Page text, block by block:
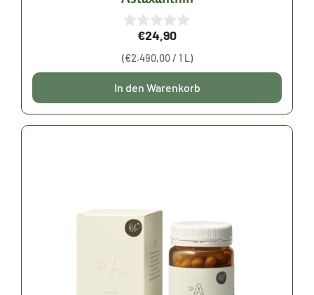
o
n
5
€24,90
(€2.490,00/ 1 L)
In den Warenkorb